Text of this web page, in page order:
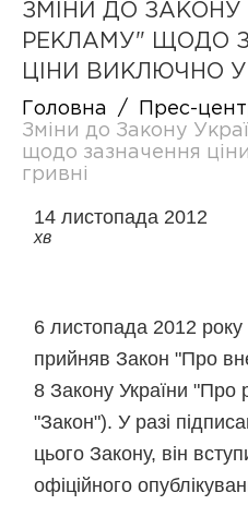
ЗМІНИ ДО ЗАКОНУ
РЕКЛАМУ" ЩОДО
ЦІНИ ВИКЛЮЧНО У
Головна / Прес-
Зміни до Закону
щодо зазначення
гривні
14 листопада 2012
хв
6 листопада 2012
прийняв Закон "Про
8 Закону України "Про
"Закон"). У разі
цього Закону, він
офіційного